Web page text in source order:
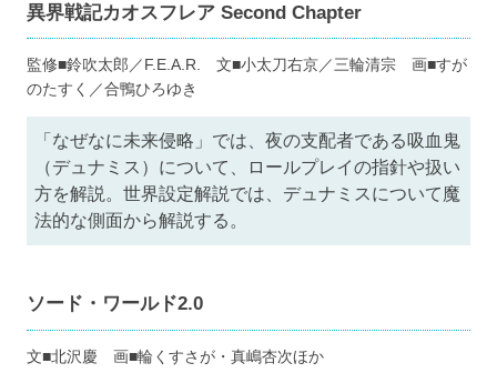
異界戦記カオスフレア Second Chapter
監修■鈴吹太郎／F.E.A.R. 文■小太刀右京／三輪清宗 画■すが
のたすく／合鴨ひろゆき
「なぜなに未来侵略」では、夜の支配者である吸血鬼
（デュナミス）について、ロールプレイの指針や扱い
方を解説。世界設定解説では、デュナミスについて魔
法的な側面から解説する。
ソード・ワールド2.0
文■北沢慶 画■輪くすさが・真嶋杏次ほか